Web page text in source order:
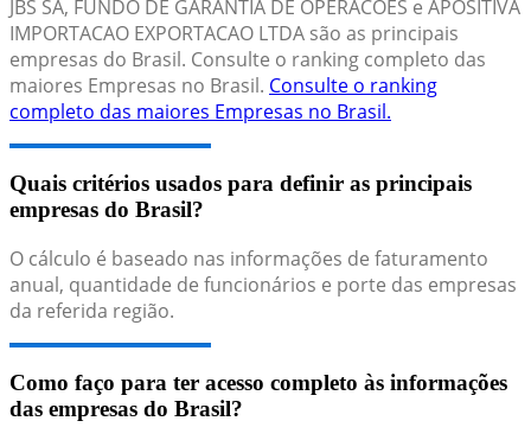
JBS SA, FUNDO DE GARANTIA DE OPERACOES e APOSITIVA
IMPORTACAO EXPORTACAO LTDA são as principais
empresas do Brasil. Consulte o ranking completo das
maiores Empresas no Brasil. Consulte o ranking
completo das maiores Empresas no Brasil.
Quais critérios usados para definir as principais
empresas do Brasil?
O cálculo é baseado nas informações de faturamento
anual, quantidade de funcionários e porte das empresas
da referida região.
Como faço para ter acesso completo às informações
das empresas do Brasil?